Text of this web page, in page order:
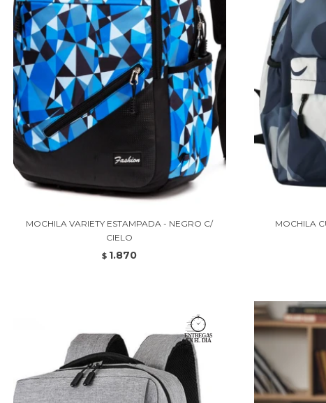
MOCHILA VARIETY ESTAMPADA - NEGRO C/
CIELO
$ 1.870
MOCHILA